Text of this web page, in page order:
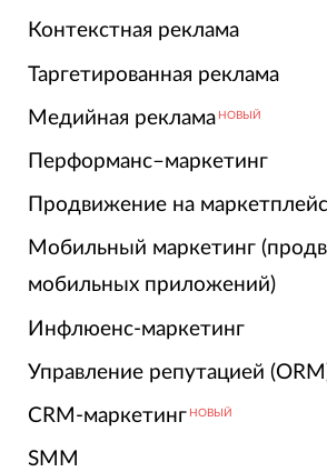
Контекстная реклама
Таргетированная реклама
Медийная реклама НОВЫЙ
Перформанс–маркетинг
Продвижение на
Мобильный маркетинг
мобильных приложений)
Инфлюенс-маркетинг
Управление репутацией
CRM-маркетинг НОВЫЙ
SMM